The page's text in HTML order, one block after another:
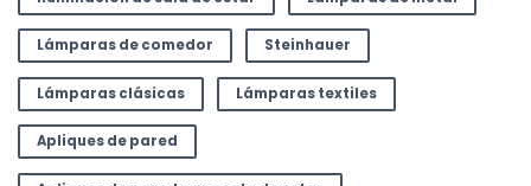
Lámparas de comedor Steinhauer
Lámparas clásicas Lámparas textiles
Apliques de pared